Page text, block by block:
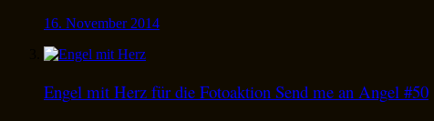
16. November 2014
Engel mit Herz für die Fotoaktion Send me an Angel #50